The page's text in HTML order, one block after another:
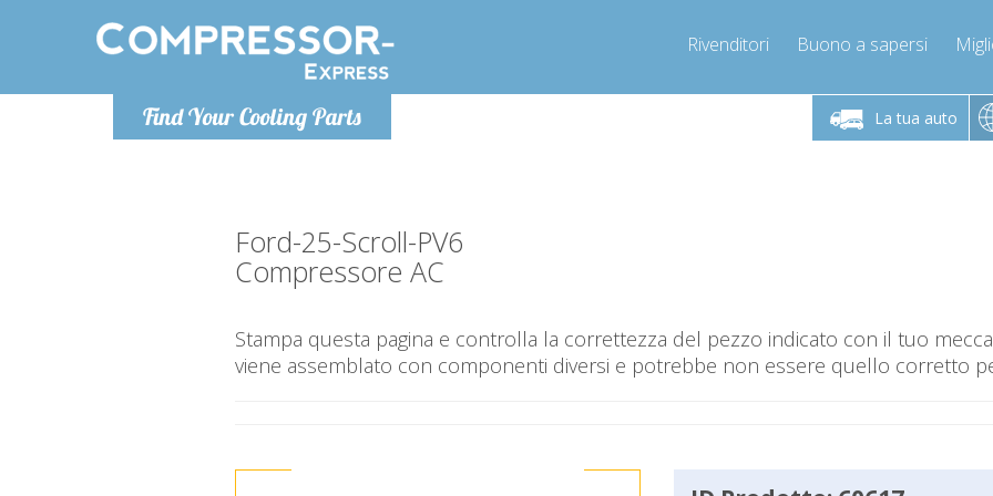
Find Your Cooling Parts
Rivenditori Buono a sapersi
La tua auto
Lunedì-Venerdì 9-12 / 14-17
Chiamaci!
+393278892946
Lunedì-
Ford-25-Scroll-PV6
Compressore AC
Stampa questa pagina e controlla la correttezza del pezzo indicato con il tuo
viene assemblato con componenti diversi e potrebbe non essere quello corretto